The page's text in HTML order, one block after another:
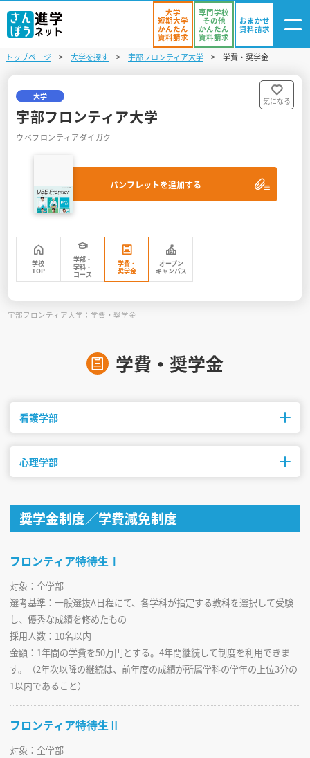
資料リスト
進学イベント
入試・受験入門
お役立ち情報
見学会WEB手引書
校内オンラインガイダンス
大学
短期大学
かんたん
資料請求
専門学校
その他
かんたん
資料請求
おまかせ
資料請求
トップページ 大学を探す 宇部フロンティア大学 学費・奨学金
大学
宇部フロンティア大学
ウベフロンティアダイガク
パンフレットを追加する
気になる
学校
TOP
学部・
学科・
コース
学費・
奨学金
オープン
キャンパス
宇部フロンティア大学：学費・奨学金
学費・奨学金
看護学部
修業年限
心理学部
修業年限 初年度納入金
4年制
1,286,370円 40名
奨学金制度／学費減免制度
フロンティア特待生Ⅰ
対象：全学部
選考基準：一般選抜A日程にて、各学科が指定する教科を選択して受験
し、優秀な成績を修めたもの
採用人数：10名以内
金額：1年間の学費を50万円とする。4年間継続して制度を利用できま
す。（2年次以降の継続は、前年度の成績が所属学科の学年の上位3分の
1以内であること）
フロンティア特待生Ⅱ
対象：全学部